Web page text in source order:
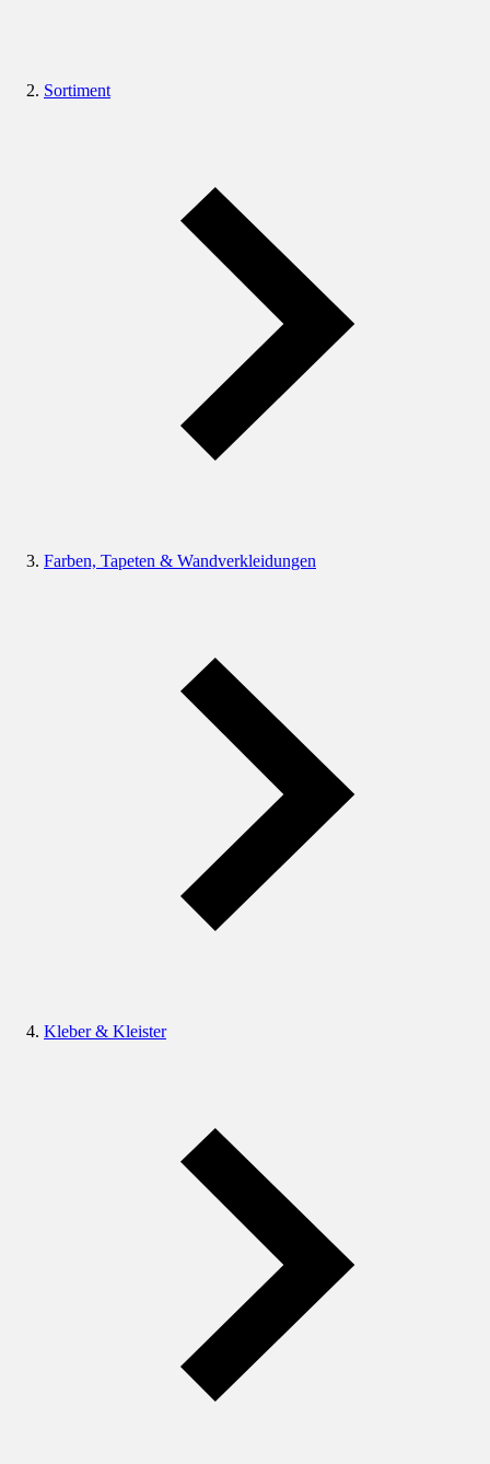
Sortiment
Farben, Tapeten & Wandverkleidungen
Kleber & Kleister